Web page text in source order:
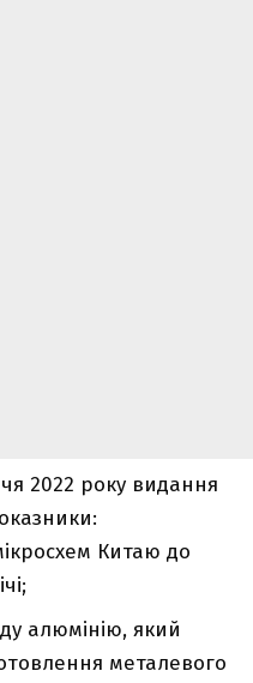
2022 року видання
Китаю до
алюмінію, який
металевого